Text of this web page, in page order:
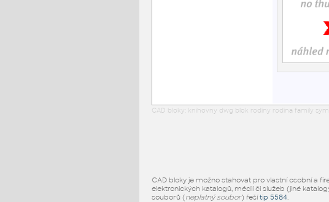
CAD bloky: knihovny dwg blok rodiny rodina family
CAD bloky je možno stahovat pro vlastní osobní a
elektronických katalogů, médií či služeb (jiné
souborů (neplatný soubor) řešítip 5584.